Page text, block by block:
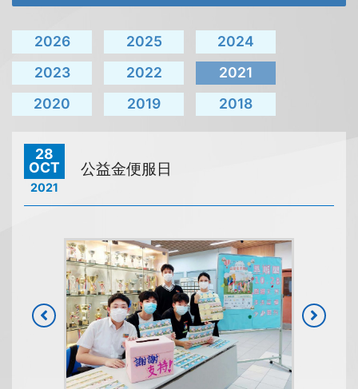
2026 2025
2024
2023
2022
2021
2020
2019 2018
28
OCT
2021
公益金便服日